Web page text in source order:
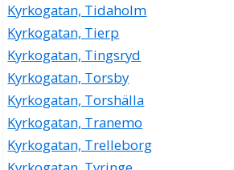
Kyrkogatan, Tidaholm
Kyrkogatan, Tierp
Kyrkogatan, Tingsryd
Kyrkogatan, Torsby
Kyrkogatan, Torshälla
Kyrkogatan, Tranemo
Kyrkogatan, Trelleborg